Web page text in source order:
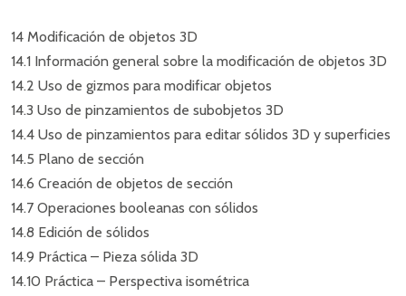
14 Modificación de objetos 3D
14.1 Información general sobre la modificación de objetos 3D
14.2 Uso de gizmos para modificar objetos
14.3 Uso de pinzamientos de subobjetos 3D
14.4 Uso de pinzamientos para editar sólidos 3D y superficies
14.5 Plano de sección
14.6 Creación de objetos de sección
14.7 Operaciones booleanas con sólidos
14.8 Edición de sólidos
14.9 Práctica – Pieza sólida 3D
14.10 Práctica – Perspectiva isométrica